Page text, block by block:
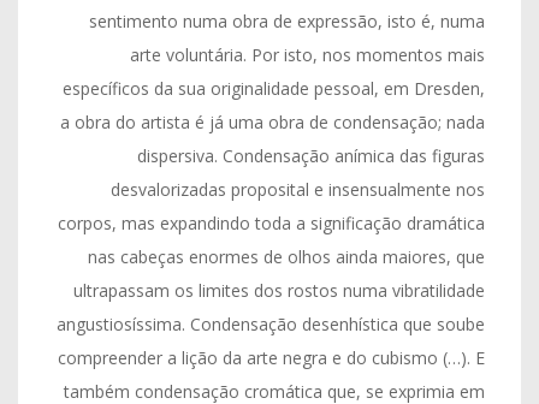
sentimento numa obra de expressão, isto é, numa
arte voluntária. Por isto, nos momentos mais
específicos da sua originalidade pessoal, em Dresden,
a obra do artista é já uma obra de condensação; nada
dispersiva. Condensação anímica das figuras
desvalorizadas proposital e insensualmente nos
corpos, mas expandindo toda a significação dramática
nas cabeças enormes de olhos ainda maiores, que
ultrapassam os limites dos rostos numa vibratilidade
angustiosíssima. Condensação desenhística que soube
compreender a lição da arte negra e do cubismo (…). E
também condensação cromática que, se exprimia em